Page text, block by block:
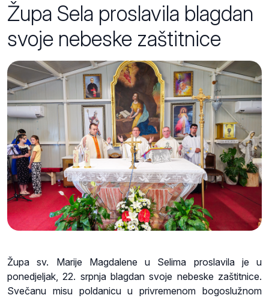
Župa Sela proslavila blagdan
svoje nebeske zaštitnice
Župa sv. Marije Magdalene u Selima proslavila je u
ponedjeljak, 22. srpnja blagdan svoje nebeske zaštitnice.
Svečanu misu poldanicu u privremenom bogoslužnom